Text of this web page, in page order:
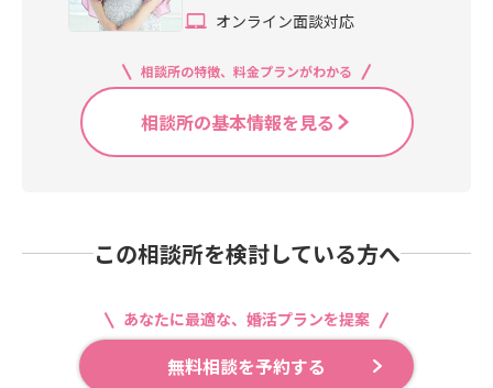
オンライン面談対応
相談所の特徴、料金プランがわかる
相談所の基本情報を見る
この相談所を検討している方へ
あなたに最適な、婚活プランを提案
無料相談を予約する